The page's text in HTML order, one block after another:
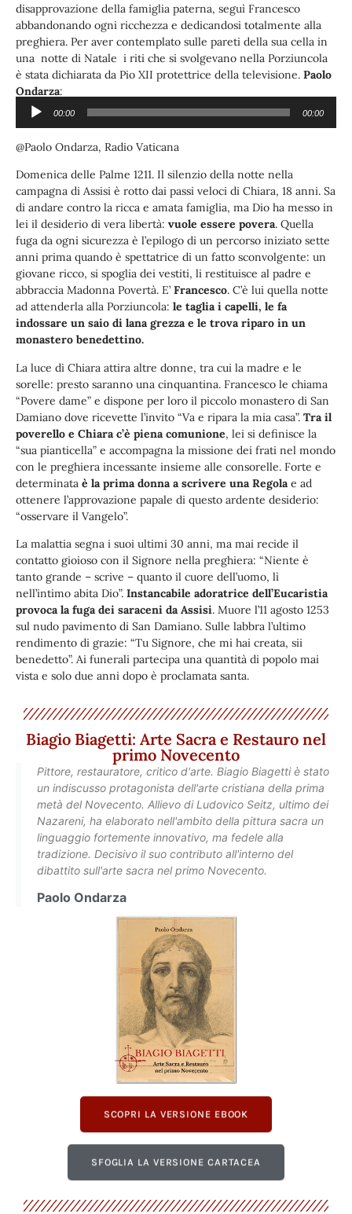
disapprovazione della famiglia paterna, seguì Francesco
abbandonando ogni ricchezza e dedicandosi totalmente alla
preghiera. Per aver contemplato sulle pareti della sua cella in
una notte di Natale i riti che si svolgevano nella Porziuncola
è stata dichiarata da Pio XII protettrice della televisione. Paolo
Ondarza:
Ascolta l’audio:Audio
00:00 00:00
@Paolo Ondarza, Radio Vaticana
Domenica delle Palme 1211. Il silenzio della notte nella
campagna di Assisi è rotto dai passi veloci di Chiara, 18 anni. Sa
di andare contro la ricca e amata famiglia, ma Dio ha messo in
lei il desiderio di vera libertà: vuole essere povera. Quella
fuga da ogni sicurezza è l’epilogo di un percorso iniziato sette
anni prima quando è spettatrice di un fatto sconvolgente: un
giovane ricco, si spoglia dei vestiti, li restituisce al padre e
abbraccia Madonna Povertà. E’ Francesco. C’è lui quella notte
ad attenderla alla Porziuncola: le taglia i capelli, le fa
indossare un saio di lana grezza e le trova riparo in un
monastero benedettino.
La luce di Chiara attira altre donne, tra cui la madre e le
sorelle: presto saranno una cinquantina. Francesco le chiama
“Povere dame” e dispone per loro il piccolo monastero di San
Damiano dove ricevette l’invito “Va e ripara la mia casa”. Tra il
poverello e Chiara c’è piena comunione, lei si definisce la
“sua pianticella” e accompagna la missione dei frati nel mondo
con le preghiera incessante insieme alle consorelle. Forte e
determinata è la prima donna a scrivere una Regolae ad
ottenere l’approvazione papale di questo ardente desiderio:
“osservare il Vangelo”.
La malattia segna i suoi ultimi 30 anni, ma mai recide il
contatto gioioso con il Signore nella preghiera: “Niente è
tanto grande – scrive – quanto il cuore dell’uomo, lì
nell’intimo abita Dio”. Instancabile adoratrice dell’Eucaristia
provoca la fuga dei saraceni da Assisi. Muore l’11 agosto 1253
sul nudo pavimento di San Damiano. Sulle labbra l’ultimo
rendimento di grazie: “Tu Signore, che mi hai creata, sii
benedetto”. Ai funerali partecipa una quantità di popolo mai
vista e solo due anni dopo è proclamata santa.
Biagio Biagetti: Arte Sacra e Restauro nel
primo Novecento
Pittore, restauratore, critico d'arte. Biagio Biagetti è stato
un indiscusso protagonista dell'arte cristiana della prima
metà del Novecento. Allievo di Ludovico Seitz, ultimo dei
Nazareni, ha elaborato nell'ambito della pittura sacra un
linguaggio fortemente innovativo, ma fedele alla
tradizione. Decisivo il suo contributo all'interno del
dibattito sull'arte sacra nel primo Novecento.
Paolo Ondarza
SCOPRI LA VERSIONE EBOOK
SFOGLIA LA VERSIONE CARTACEA